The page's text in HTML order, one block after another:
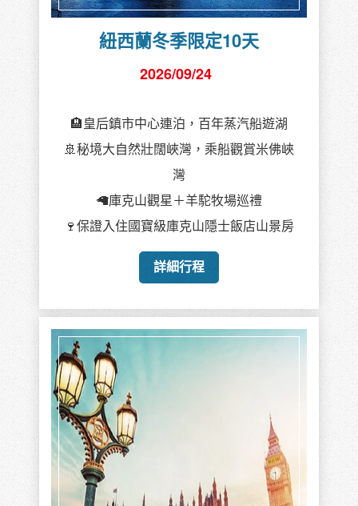
紐西蘭冬季限定10天
2026/09/24
🏨皇后鎮市中心連泊，百年蒸汽船遊湖
🚢秘境大自然壯闊峽灣，乘船觀賞米佛峽
灣
🦙庫克山觀星＋羊駝牧場巡禮
🍷保證入住國寶級庫克山隱士飯店山景房
詳細行程